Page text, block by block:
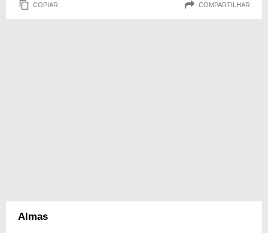
COPIAR COMPARTILHAR
Almas